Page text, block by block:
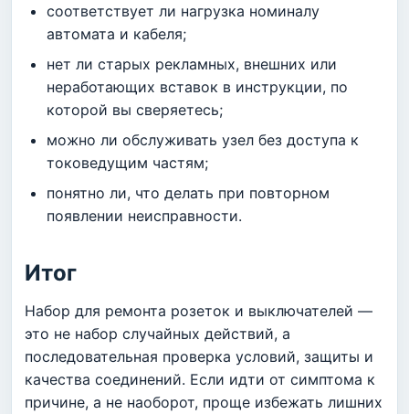
соответствует ли нагрузка номиналу
автомата и кабеля;
нет ли старых рекламных, внешних или
неработающих вставок в инструкции, по
которой вы сверяетесь;
можно ли обслуживать узел без доступа к
токоведущим частям;
понятно ли, что делать при повторном
появлении неисправности.
Итог
Набор для ремонта розеток и выключателей —
это не набор случайных действий, а
последовательная проверка условий, защиты и
качества соединений. Если идти от симптома к
причине, а не наоборот, проще избежать лишних